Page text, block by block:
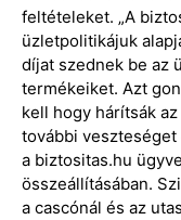
feltételeket. „A
üzletpolitikájuk
díjat szednek be az
termékeiket. Azt
kell hogy hárítsák
további veszteséget
a biztositas.hu
összeállításában.
a cascónál és az